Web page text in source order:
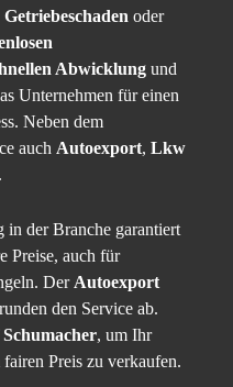
Getriebeschaden oder
Abwicklung und
Unternehmen für einen
Neben dem
auch Autoexport, Lkw
.
in der Branche garantiert
Preise, auch für
Der Autoexport
runden den Service ab.
, um Ihr
Preis zu verkaufen.